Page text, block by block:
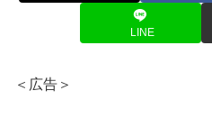
LINE
＜広告＞